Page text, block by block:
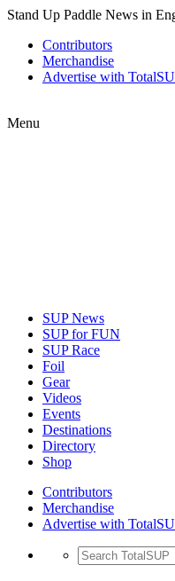
Stand Up Paddle News in
Contributors
Merchandise
Advertise with
Menu
SUP News
SUP for FUN
SUP Race
Foil
Gear
Videos
Events
Destinations
Directory
Shop
Contributors
Merchandise
Advertise with